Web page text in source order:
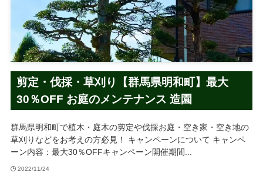
剪定・伐採・草刈り【群馬県明和町】最大
30％OFF お庭のメンテナンス 造園
群馬県明和町で植木・庭木の剪定や伐採お庭・空き家・空き地の
草刈りなどをお考えの方必見！ キャンペーンについて キャンペ
ーン内容：最大30％OFFキャンペーン開催期間...
2022/11/24